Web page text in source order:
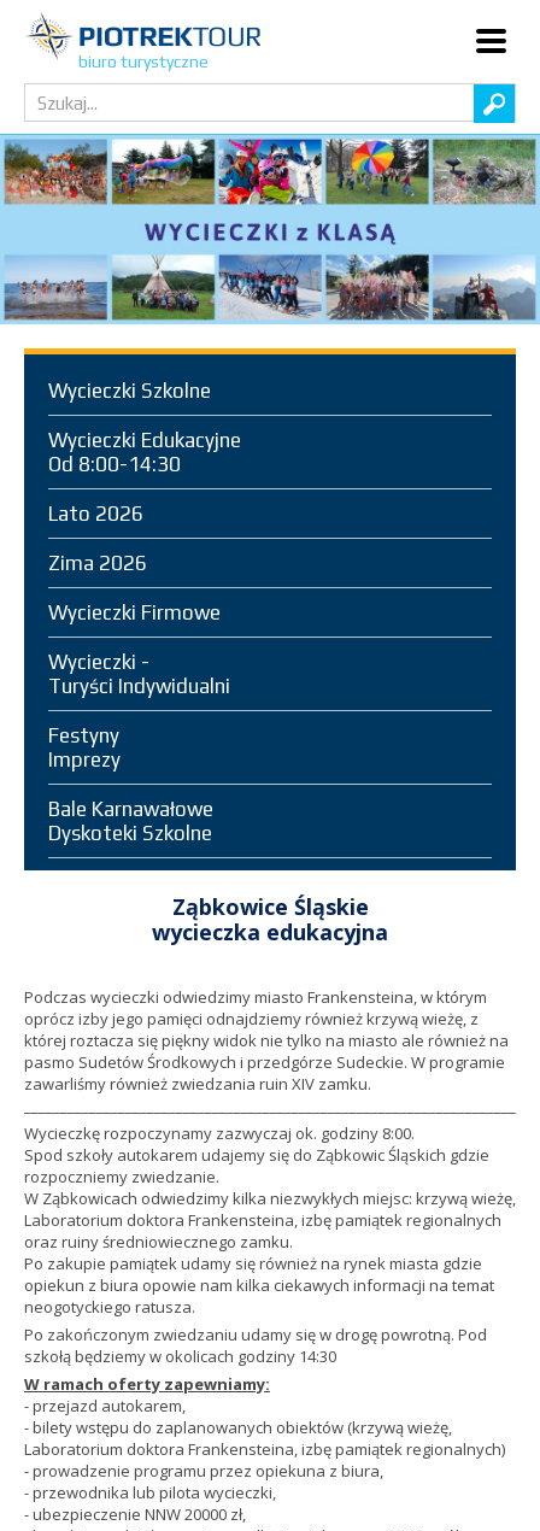
biuro turystyczne
Wycieczki Szkolne
Wycieczki Edukacyjne
Od 8:00-14:30
Lato 2026
Zima 2026
Wycieczki Firmowe
Wycieczki -
Turyści Indywidualni
Festyny
Imprezy
Bale Karnawałowe
Dyskoteki Szkolne
Ząbkowice Śląskie
wycieczka edukacyjna
Podczas wycieczki odwiedzimy miasto Frankensteina, w którym
oprócz izby jego pamięci odnajdziemy również krzywą wieżę, z
której roztacza się piękny widok nie tylko na miasto ale również na
pasmo Sudetów Środkowych i przedgórze Sudeckie. W programie
zawarliśmy również zwiedzania ruin XIV zamku.
Wycieczkę rozpoczynamy zazwyczaj ok. godziny 8:00.
Spod szkoły autokarem udajemy się do Ząbkowic Śląskich gdzie
rozpoczniemy zwiedzanie.
W Ząbkowicach odwiedzimy kilka niezwykłych miejsc: krzywą wieżę,
Laboratorium doktora Frankensteina, izbę pamiątek regionalnych
oraz ruiny średniowiecznego zamku.
Po zakupie pamiątek udamy się również na rynek miasta gdzie
opiekun z biura opowie nam kilka ciekawych informacji na temat
neogotyckiego ratusza.
Po zakończonym zwiedzaniu udamy się w drogę powrotną. Pod
szkołą będziemy w okolicach godziny 14:30
W ramach oferty zapewniamy:
- przejazd autokarem,
- bilety wstępu do zaplanowanych obiektów (krzywą wieżę,
Laboratorium doktora Frankensteina, izbę pamiątek regionalnych)
- prowadzenie programu przez opiekuna z biura,
- przewodnika lub pilota wycieczki,
- ubezpieczenie NNW 20000 zł,